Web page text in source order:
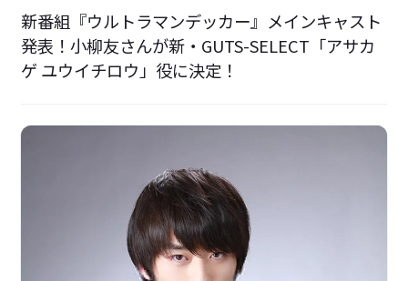
新番組『ウルトラマンデッカー』メインキャスト
発表！小柳友さんが新・GUTS-SELECT「アサカ
ゲ ユウイチロウ」役に決定！